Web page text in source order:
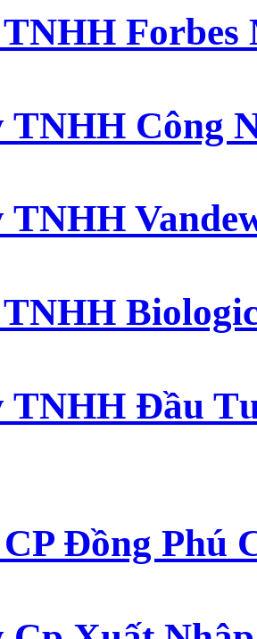
TNHH Công
TNHH
TNHH Đầu
Đồng Phú